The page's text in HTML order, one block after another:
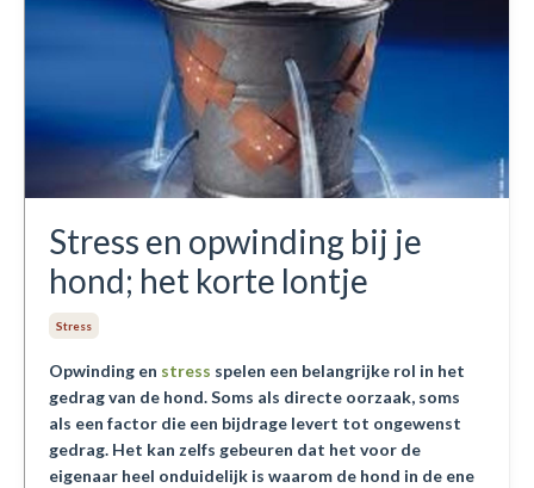
Stress en opwinding bij je
hond; het korte lontje
Stress
Opwinding en stress spelen een belangrijke rol in het
gedrag van de hond. Soms als directe oorzaak, soms
als een factor die een bijdrage levert tot ongewenst
gedrag. Het kan zelfs gebeuren dat het voor de
eigenaar heel onduidelijk is waarom de hond in de ene